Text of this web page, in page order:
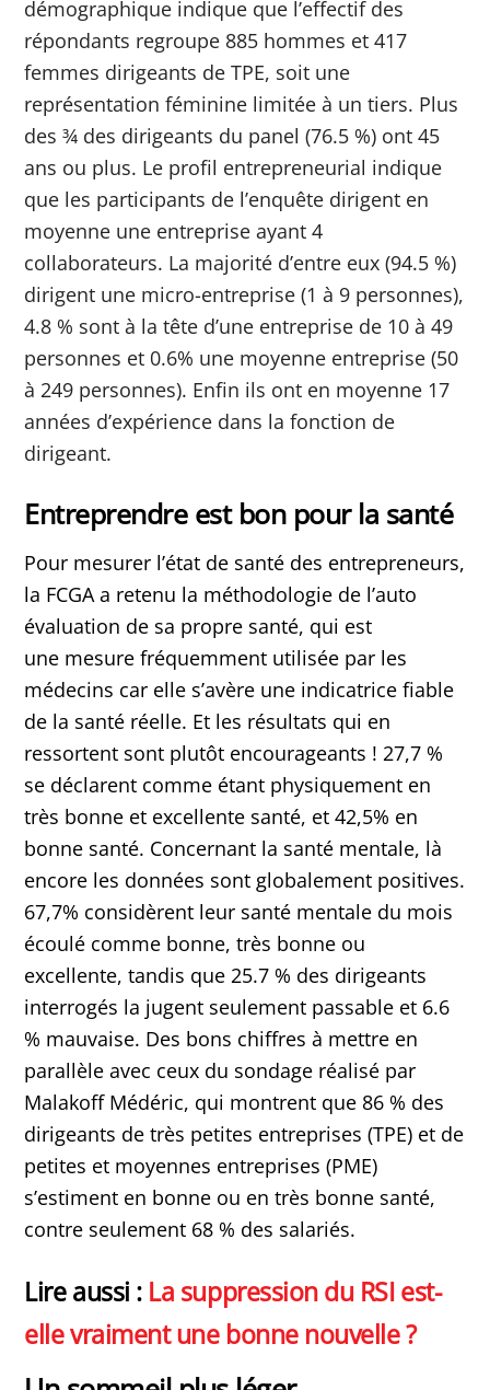
démographique indique que l’effectif des
répondants regroupe 885 hommes et 417
femmes dirigeants de TPE, soit une
représentation féminine limitée à un tiers. Plus
des ¾ des dirigeants du panel (76.5 %) ont 45
ans ou plus. Le profil entrepreneurial indique
que les participants de l’enquête dirigent en
moyenne une entreprise ayant 4
collaborateurs. La majorité d’entre eux (94.5 %)
dirigent une micro-entreprise (1 à 9 personnes),
4.8 % sont à la tête d’une entreprise de 10 à 49
personnes et 0.6% une moyenne entreprise (50
à 249 personnes). Enfin ils ont en moyenne 17
années d’expérience dans la fonction de
dirigeant.
Entreprendre est bon pour la santé
Pour mesurer l’état de santé des entrepreneurs,
la FCGA a retenu la méthodologie de l’auto
évaluation de sa propre santé, qui est
une mesure fréquemment utilisée par les
médecins car elle s’avère une indicatrice fiable
de la santé réelle. Et les résultats qui en
ressortent sont plutôt encourageants ! 27,7 %
se déclarent comme étant physiquement en
très bonne et excellente santé, et 42,5% en
bonne santé. Concernant la santé mentale, là
encore les données sont globalement positives.
67,7% considèrent leur santé mentale du mois
écoulé comme bonne, très bonne ou
excellente, tandis que 25.7 % des dirigeants
interrogés la jugent seulement passable et 6.6
% mauvaise. Des bons chiffres à mettre en
parallèle avec ceux du sondage réalisé par
Malakoff Médéric, qui montrent que 86 % des
dirigeants de très petites entreprises (TPE) et de
petites et moyennes entreprises (PME)
s’estiment en bonne ou en très bonne santé,
contre seulement 68 % des salariés.
Lire aussi : La suppression du RSI est-
elle vraiment une bonne nouvelle ?